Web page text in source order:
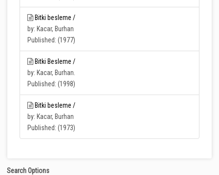
Bitki besleme /
by: Kacar, Burhan
Published: (1977)
Bitki Besleme /
by: Kacar, Burhan.
Published: (1998)
Bitki besleme /
by: Kacar, Burhan
Published: (1973)
Search Options